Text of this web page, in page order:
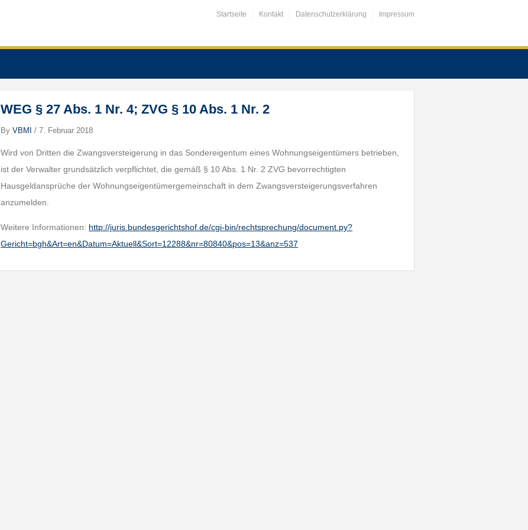
Startseite Kontakt Datenschutzerklärung Impressum
WEG § 27 Abs. 1 Nr. 4; ZVG § 10 Abs. 1 Nr. 2
ByVBMI /7. Februar 2018
Wird von Dritten die Zwangsversteigerung in das Sondereigentum eines Wohnungseigentümers betrieben,
ist der Verwalter grundsätzlich verpflichtet, die gemäß § 10 Abs. 1 Nr. 2 ZVG bevorrechtigten
Hausgeldansprüche der Wohnungseigentümergemeinschaft in dem Zwangsversteigerungsverfahren
anzumelden.
Weitere Informationen: http://juris.bundesgerichtshof.de/cgi-bin/rechtsprechung/document.py?
Gericht=bgh&Art=en&Datum=Aktuell&Sort=12288&nr=80840&pos=13&anz=537